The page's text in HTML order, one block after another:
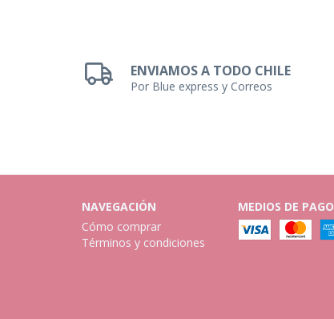
ENVIAMOS A TODO CHILE
Por Blue express y Correos
NAVEGACIÓN
Cómo comprar
Términos y condiciones
MEDIOS DE PAGO